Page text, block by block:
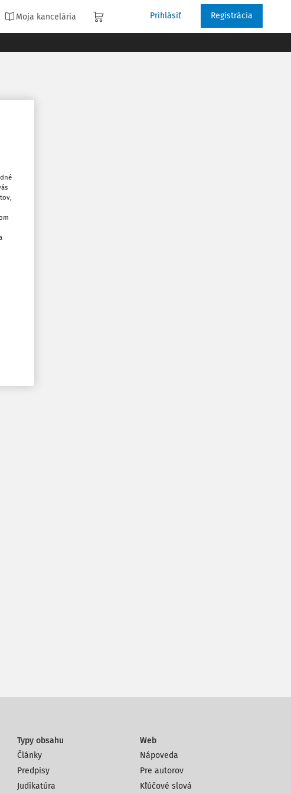
Moja kancelária Prihlásiť Registrácia
Typy obsahu
Články
Predpisy
Judikatúra
Web
Nápoveda
Pre autorov
Kľúčové slová